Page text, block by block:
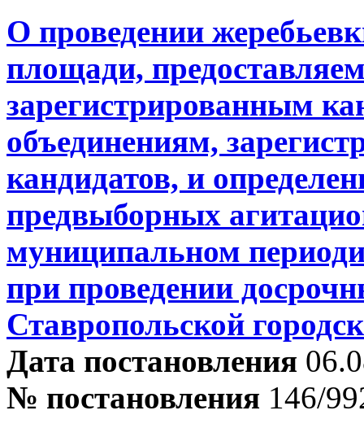
О проведении
площади,
зарегистрированным
объединениям,
кандидатов, и
предвыборных
муниципальном
при проведении
Ставропольской
Дата постановления
№ постановления 146/